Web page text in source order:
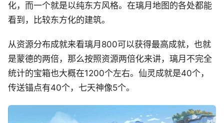
化，而一个就是以纯东方风格。在璃月地图的各处都能
看到，比较东方化的建筑。
从资源分布成就来看璃月800可以获得最高成就，也就
是蒙德的两倍，那么按照资源两倍化来讲，璃月不完全
统计的宝箱也大概在1200个左右。仙灵成就是40个，
传送锚点有40个，七天神像5个。